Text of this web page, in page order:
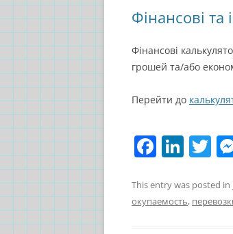
Фінансові та
Фінансові
грошей та/або
Перейти до
F
c
e
Li
k
e
T
itt
er
This entry was posted in
окупаемость,